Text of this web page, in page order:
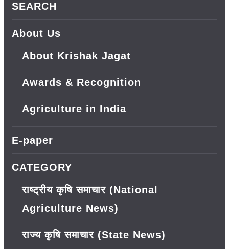
SEARCH
About Us
About Krishak Jagat
Awards & Recognition
Agriculture in India
E-paper
CATEGORY
राष्ट्रीय कृषि समाचार (National
Agriculture News)
राज्य कृषि समाचार (State News)